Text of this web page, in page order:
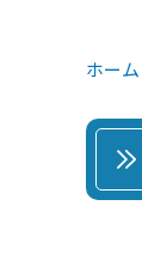
ホーム